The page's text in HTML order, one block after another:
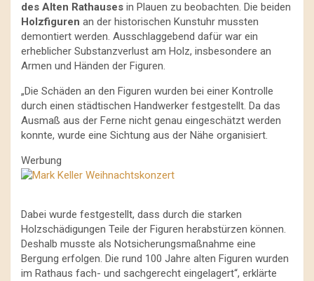
des Alten Rathauses in Plauen zu beobachten. Die beiden
Holzfiguren an der historischen Kunstuhr mussten
demontiert werden. Ausschlaggebend dafür war ein
erheblicher Substanzverlust am Holz, insbesondere an
Armen und Händen der Figuren.
„Die Schäden an den Figuren wurden bei einer Kontrolle
durch einen städtischen Handwerker festgestellt. Da das
Ausmaß aus der Ferne nicht genau eingeschätzt werden
konnte, wurde eine Sichtung aus der Nähe organisiert.
Werbung
Dabei wurde festgestellt, dass durch die starken
Holzschädigungen Teile der Figuren herabstürzen können.
Deshalb musste als Notsicherungsmaßnahme eine
Bergung erfolgen. Die rund 100 Jahre alten Figuren wurden
im Rathaus fach- und sachgerecht eingelagert“, erklärte